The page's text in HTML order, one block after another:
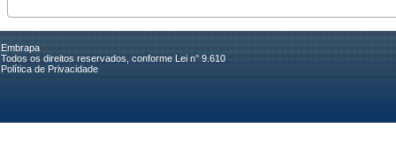
Embrapa
Todos os direitos reservados, conforme Lei n° 9.610
Política de Privacidade